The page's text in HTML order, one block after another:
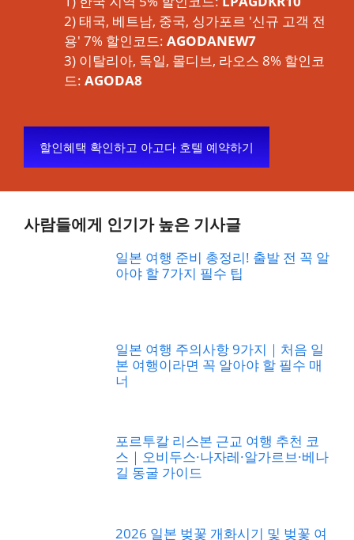
2) 태국, 베트남, 중국, 싱가포르 '신규 고객 전
용' 7% 할인코드: AGODANEW7
3) 이탈리아, 독일, 몰디브, 라오스 8% 할인코
드: AGODA8
할인혜택 확인하고 아고다 호텔 예약하기
사람들에게 인기가 높은 기사글
일본 여행 준비 총정리! 출발 전 꼭 알
아야 할 7가지 필수 팁
일본 여행 주의사항 9가지｜처음 일
본 여행이라면 꼭 알아야 할 필수 매
너
포르투칼 리스본 근교 여행 추천 코
스｜오비두스·나자레·알가르브·베나
길 동굴 가이드
2026 일본 벚꽃 개화시기 및 벚꽃 여